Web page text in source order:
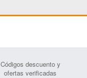
Códigos descuento y
ofertas verificadas